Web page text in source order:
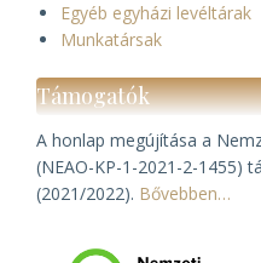
Egyéb egyházi levéltárak
Munkatársak
Támogatók
A honlap megújítása a
(NEAO-KP-1-2021-2-1455)
(2021/2022). Bővebben…